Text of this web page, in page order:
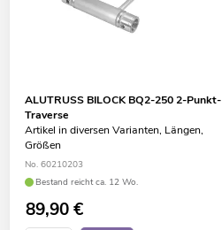
ALUTRUSS BILOCK BQ2-250 2-Punkt-
Traverse
Artikel in diversen Varianten, Längen,
Größen
No. 60210203
Bestand reicht ca. 12 Wo.
89,90€